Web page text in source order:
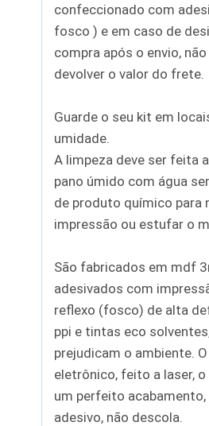
confeccionado com
fosco ) e em caso de
compra após o envio,
devolver o valor do frete.
Guarde o seu kit em
umidade.
A limpeza deve ser feita
pano úmido com água
de produto químico para
impressão ou estufar o
São fabricados em mdf
adesivados com
reflexo (fosco) de alta
ppi e tintas eco
prejudicam o ambiente.
eletrônico, feito a laser,
um perfeito acabamento,
adesivo, não descola.